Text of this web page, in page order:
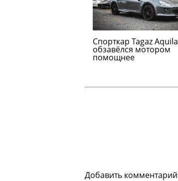
Спорткар Tagaz Aquila
обзавёлся мотором
помощнее
Добавить комментарий